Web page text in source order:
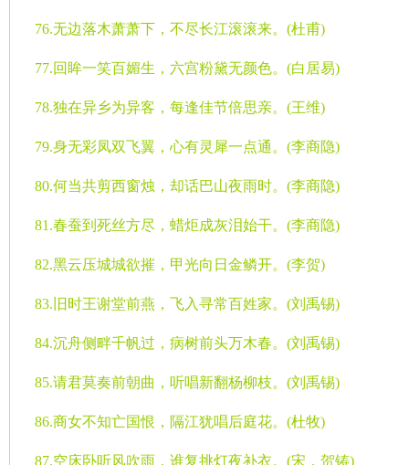
76.无边落木萧萧下，不尽长江滚滚来。 (杜甫)
77.回眸一笑百媚生，六宫粉黛无颜色。 (白居易)
78.独在异乡为异客，每逢佳节倍思亲。 (王维)
79.身无彩凤双飞翼，心有灵犀一点通。 (李商隐)
80.何当共剪西窗烛，却话巴山夜雨时。 (李商隐)
81.春蚕到死丝方尽，蜡炬成灰泪始干。 (李商隐)
82.黑云压城城欲摧，甲光向日金鳞开。 (李贺)
83. 旧时王谢堂前燕，飞入寻常百姓家。 (刘禹锡)
84.沉舟侧畔千帆过，病树前头万木春。 (刘禹锡)
85.请君莫奏前朝曲，听唱新翻杨柳枝。 (刘禹锡)
86.商女不知亡国恨，隔江犹唱后庭花。 (杜牧)
87.空床卧听风吹雨，谁复挑灯夜补衣。 (宋，贺铸)